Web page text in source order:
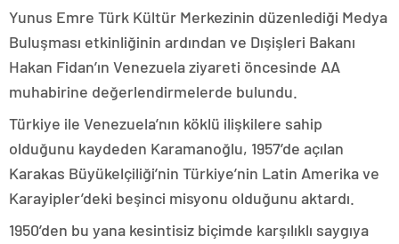
Yunus Emre Türk Kültür Merkezinin düzenlediği Medya
Buluşması etkinliğinin ardından ve Dışişleri Bakanı
Hakan Fidan’ın Venezuela ziyareti öncesinde AA
muhabirine değerlendirmelerde bulundu.
Türkiye ile Venezuela’nın köklü ilişkilere sahip
olduğunu kaydeden Karamanoğlu, 1957’de açılan
Karakas Büyükelçiliği’nin Türkiye’nin Latin Amerika ve
Karayipler’deki beşinci misyonu olduğunu aktardı.
1950’den bu yana kesintisiz biçimde karşılıklı saygıya